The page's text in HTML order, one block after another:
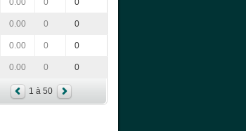
0.00 0 0
0.00 0 0
0.00 0 0
0.00 0 0
1 à 50